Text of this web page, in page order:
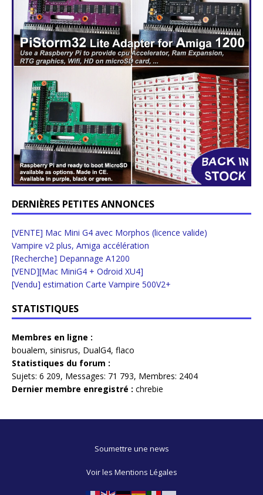
DERNIÈRES PETITES ANNONCES
[VENTE] Mac Mini G4 avec Morphos (licence valide)
Vampire v2 plus, Amiga accélération
[Recherche] Depannage A1200
[VEND][Mac MiniG4 + Odroid XU4]
[Vendu] estimation Carte Vampire 500V2+
STATISTIQUES
Membres en ligne :
boualem, sinisrus, DualG4, flaco
Statistiques du forum :
Sujets: 6 209, Messages: 71 793, Membres: 2404
Dernier membre enregistré : chrebie
Soumettre une news
Voir les Mentions Légales